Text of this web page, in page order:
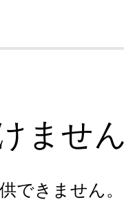
ません
できません。